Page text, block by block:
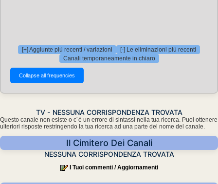
[+] Aggiunte più recenti / variazioni
[-] Le eliminazioni più recenti
Canali temporaneamente in chiaro
TV - NESSUNA CORRISPONDENZA TROVATA
Questo canale non esiste o c´è un errore di sintassi nella tua ricerca. Puoi ottenere
ulteriori risposte restringendo la tua ricerca ad una parte del nome del canale.
Il Cimitero Dei Canali
NESSUNA CORRISPONDENZA TROVATA
I Tuoi commenti / Aggiornamenti